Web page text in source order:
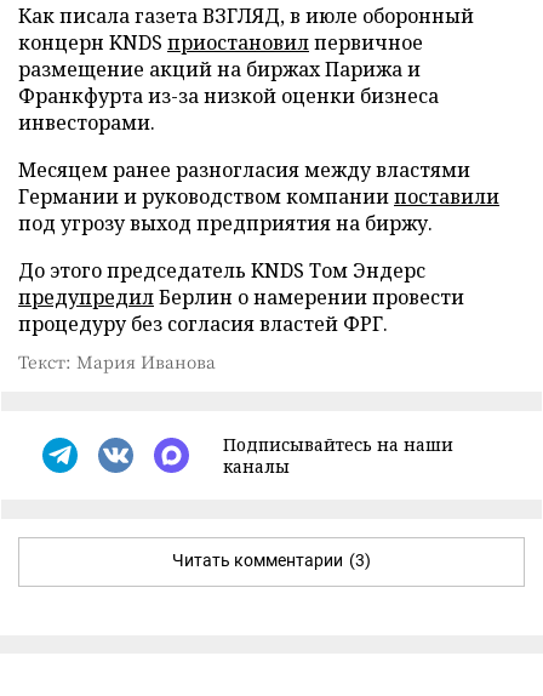
Как писала газета ВЗГЛЯД, в июле оборонный
концерн KNDS приостановилпервичное
размещение акций на биржах Парижа и
Франкфурта из-за низкой оценки бизнеса
инвесторами.
Месяцем ранее разногласия между властями
Германии и руководством компаниипоставили
под угрозу выход предприятия на биржу.
До этого председатель KNDS Том Эндерс
предупредилБерлин о намерении провести
процедуру без согласия властей ФРГ.
Текст: Мария Иванова
Подписывайтесь на наши
каналы
Читать комментарии (3)